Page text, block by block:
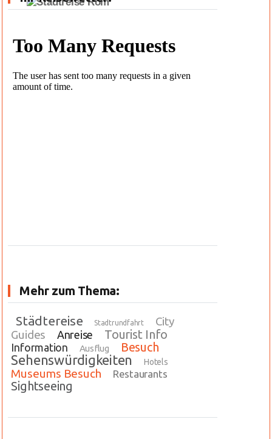
Mehr zum Thema:
Städtereise Stadtrundfahrt
City
Guides
Anreise Tourist Info
Information Ausflug Besuch
Sehenswürdigkeiten Hotels
Museums Besuch Restaurants
Sightseeing